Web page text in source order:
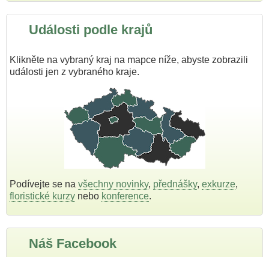
Události podle krajů
Klikněte na vybraný kraj na mapce níže, abyste zobrazili
události jen z vybraného kraje.
Podívejte se na všechny novinky, přednášky, exkurze,
floristické kurzy nebo konference.
Náš Facebook